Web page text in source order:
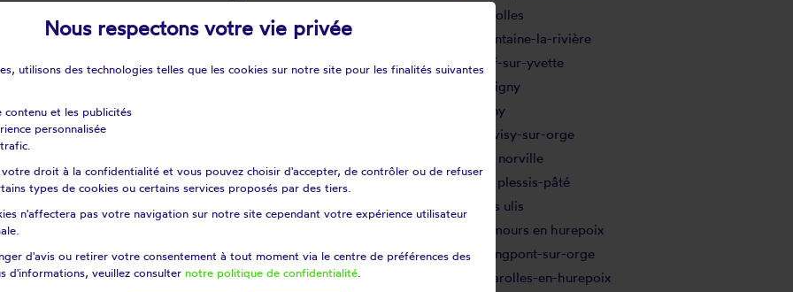
Étiolles
Fleury-mérogis
Fontaine-la-rivière
lès-briis Forges-les-bains
Gif-sur-yvette
Grigny
sur-essonne
Igny
sur-juine
Juvisy-sur-orge
La norville
Le coudray-montceaux
Le plessis-pâté
le-roi Les molières
Les ulis
sur-orge
Limours en hurepoix
Longjumeau
Longpont-sur-orge
Marolles-en-beauce
Marolles-en-hurepoix
Nous respectons votre vie privée
utilisons des technologies telles que les cookies sur notre site pour les finalités suivantes
contenu et les publicités
personnalisée
votre droit à la confidentialité et vous pouvez choisir d'accepter, de contrôler ou de refuser
types de cookies ou certains services proposés par des tiers.
n'affectera pas votre navigation sur notre site cependant votre expérience utilisateur
d'avis ou retirer votre consentement à tout moment via le centre de préférences des
d'informations, veuillez consulter notre politique de confidentialité